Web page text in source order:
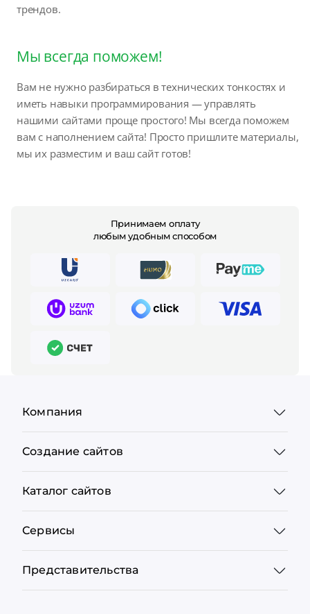
трендов.
Мы всегда поможем!
Вам не нужно разбираться в технических тонкостях и
иметь навыки программирования — управлять
нашими сайтами проще простого! Мы всегда поможем
вам с наполнением сайта! Просто пришлите материалы,
мы их разместим и ваш сайт готов!
Принимаем оплату
любым удобным способом
Компания
Создание сайтов
Каталог сайтов
Сервисы
Представительства